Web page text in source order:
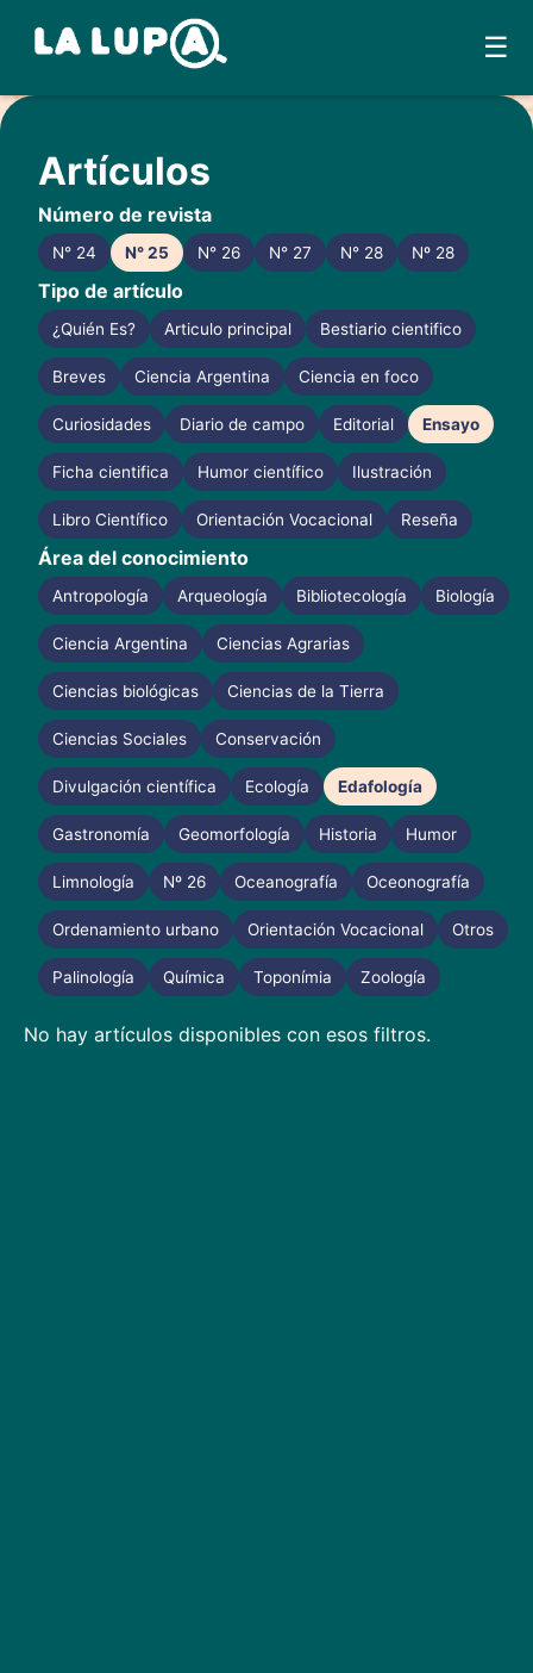
Skip
to
content
☰
Artículos
Número de revista
N° 24 N° 25 N° 26 N° 27 N° 28 Nº 28
Tipo de artículo
¿Quién Es? Articulo principal Bestiario cientifico
Breves Ciencia Argentina Ciencia en foco
Curiosidades Diario de campo Editorial Ensayo
Ficha cientifica Humor científico Ilustración
Libro Científico Orientación Vocacional Reseña
Área del conocimiento
Antropología Arqueología Bibliotecología Biología
Ciencia Argentina Ciencias Agrarias
Ciencias biológicas Ciencias de la Tierra
Ciencias Sociales Conservación
Divulgación científica Ecología Edafología
Gastronomía Geomorfología Historia Humor
Limnología Nº 26 Oceanografía Oceonografía
Ordenamiento urbano Orientación Vocacional Otros
Palinología Química Toponímia Zoología
No hay artículos disponibles con esos filtros.